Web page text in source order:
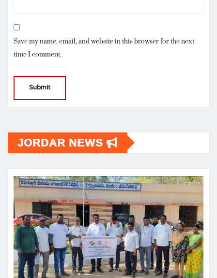
Save my name, email, and website in this browser for the next
time I comment.
JORDAR NEWS